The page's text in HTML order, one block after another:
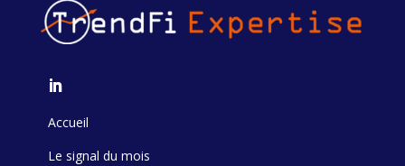
Accueil
Le signal du mois